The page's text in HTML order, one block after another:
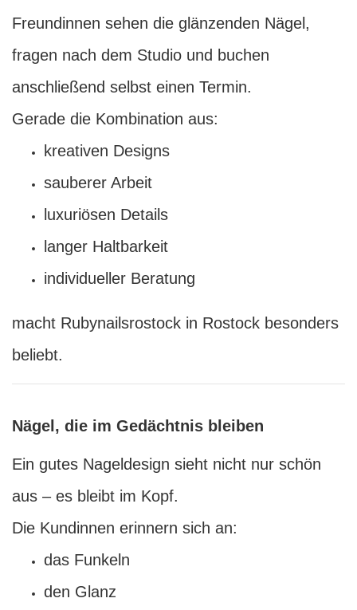
Freundinnen sehen die glänzenden Nägel,
fragen nach dem Studio und buchen
anschließend selbst einen Termin.
Gerade die Kombination aus:
kreativen Designs
sauberer Arbeit
luxuriösen Details
langer Haltbarkeit
individueller Beratung
macht Rubynailsrostock in Rostock besonders
beliebt.
Nägel, die im Gedächtnis bleiben
Ein gutes Nageldesign sieht nicht nur schön
aus – es bleibt im Kopf.
Die Kundinnen erinnern sich an:
das Funkeln
den Glanz